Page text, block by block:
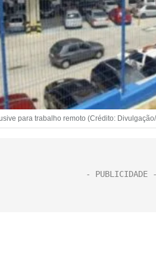
para trabalho remoto (Crédito: